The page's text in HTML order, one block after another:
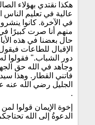
هكذا نقتدي بهؤلاء
عالية في تعليم الناس
في الآخرة. كانوا
منهم أنا صرت كبيرًا
حال بعضنا في هذه
الإقبال للطاعات
دور الشباب." فقولوا
وجاهد في الله حق
فاتني القطار. وهذا
الجليل رضي الله عنه
.
إخوة الإيمان قولوا
الدعوةُ إلى الله